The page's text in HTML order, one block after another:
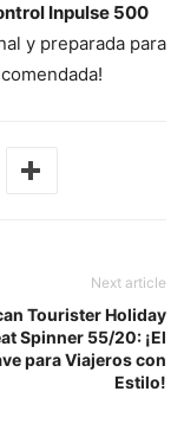
Inpulse 500
y preparada para
Next article
Tourister Holiday
Spinner 55/20: ¡El
para Viajeros con
Estilo!